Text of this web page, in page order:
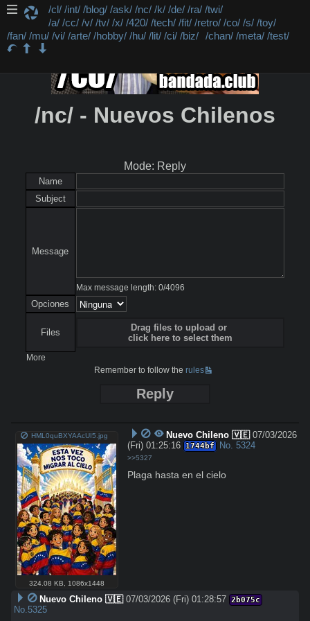
/cl/ /int/ /blog/ /ask/ /nc/ /k/ /de/ /ra/ /twi/
/a/ /cc/ /v/ /tv/ /x/ /420/ /tech/ /fit/ /retro/ /co/ /s/ /toy/
/fan/ /mu/ /vi/ /arte/ /hobby/ /hu/ /lit/ /ci/ /biz/ /chan/ /meta/ /test/
/nc/ - Nuevos Chilenos
Mode: Reply
Name
Subject
Message
Max message length: 0/4096
Opciones
Files
Drag files to upload or
click here to select them
More
Remember to follow therules
Reply
HML0quBXYAAcUI5.jpg
324.08 KB 1086x1448
Nuevo Chileno 🇻🇪 07/03/2026
(Fri) 01:25:16 1744bf No. 5324
>>5327
Plaga hasta en el cielo
Nuevo Chileno 🇻🇪 07/03/2026 (Fri) 01:28:57 2b075c
No.5325